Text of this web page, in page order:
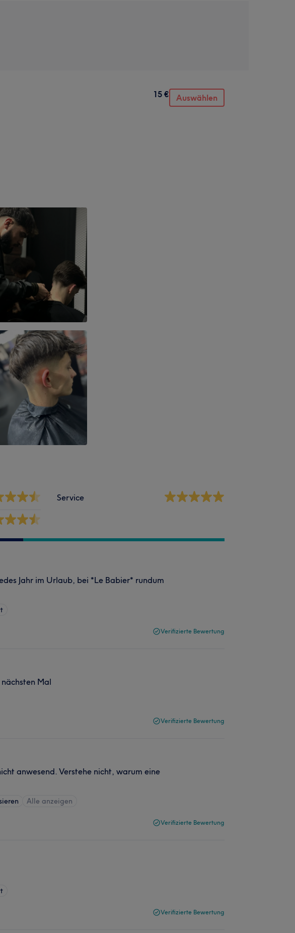
15 € Auswählen
Service
Jahr im Urlaub, bei *Le Babier* rundum
Verifizierte Bewertung
Mal
Verifizierte Bewertung
anwesend. Verstehe nicht, warum eine
Alle anzeigen
Verifizierte Bewertung
Verifizierte Bewertung